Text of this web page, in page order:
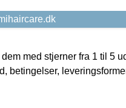
med stjerner fra 1 til 5
betingelser,